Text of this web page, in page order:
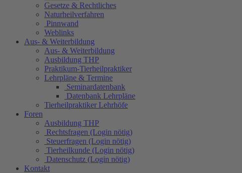
Gesetze & Rechtliches
Naturheilverfahren
Pinnwand
Weblinks
Aus- & Weiterbildung
Aus- & Weiterbildung
Ausbildung THP
Praktikum-Tierheilpraktiker
Lehrpläne & Termine
Seminardatenbank
Datenbank Lehrpläne
Tierheilpraktiker Lehrhöfe
Foren
Ausbildung THP
Rechtsfragen (Login nötig)
Steuerfragen (Login nötig)
Tierheilkunde (Login nötig)
Datenschutz (Login nötig)
Kontakt